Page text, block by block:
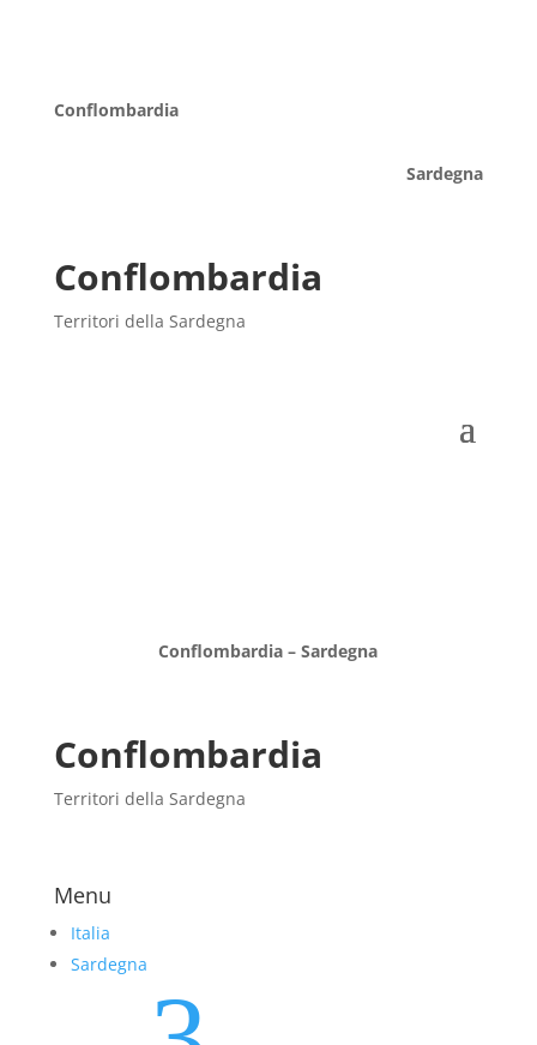
Conflombardia
Sardegna
Conflombardia
Territori della Sardegna
Conflombardia – Sardegna
Conflombardia
Territori della Sardegna
Menu
Italia
Sardegna